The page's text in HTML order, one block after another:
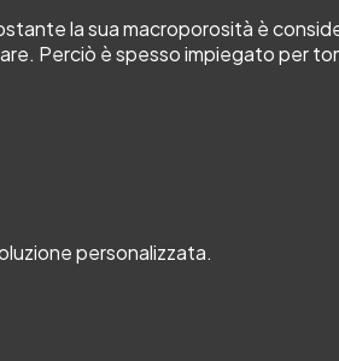
la sua macroporosità è
Perciò è spesso impiegato per
personalizzata.